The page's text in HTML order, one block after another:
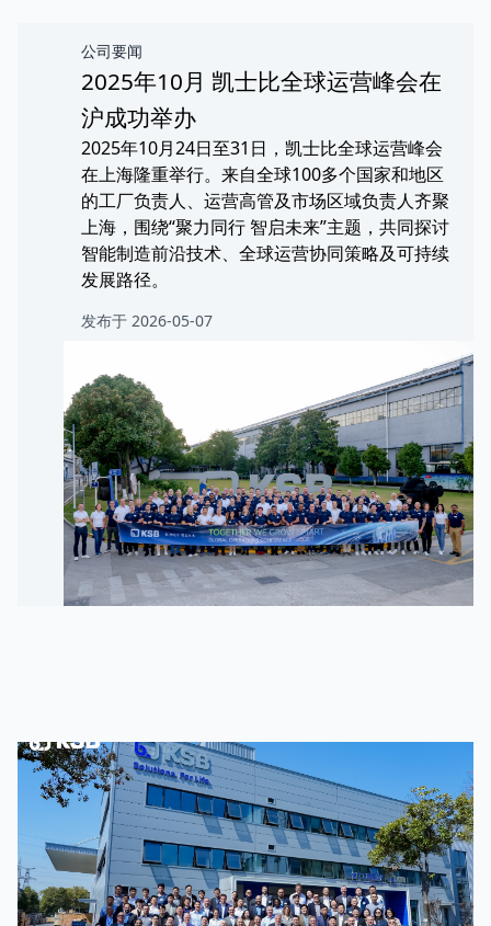
公司要闻
2025年10月 凯士比全球运营峰会在
沪成功举办
2025年10月24日至31日，凯士比全球运营峰会
在上海隆重举行。来自全球100多个国家和地区
的工厂负责人、运营高管及市场区域负责人齐聚
上海，围绕“聚力同行 智启未来”主题，共同探讨
智能制造前沿技术、全球运营协同策略及可持续
发展路径。
发布于 2026-05-07